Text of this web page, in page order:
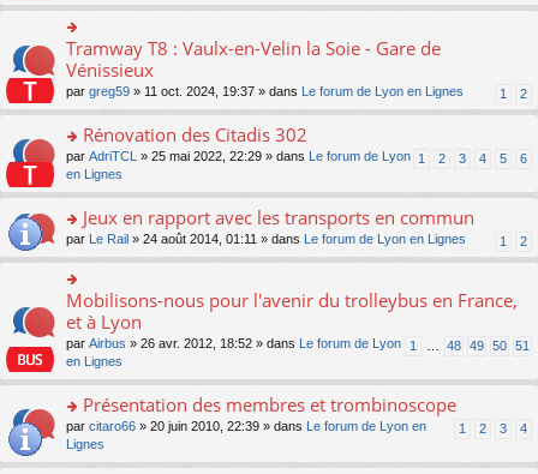
s
ult
er
le
m
e
s
s
g
o
n
lu
le
pl
u
s
ré
c
e
nt
o
n
ult
er
le
m
e
s
a
g
e
n
o
n
le
u
s
ré
c
e
Tramway T8 : Vaulx-en-Velin la Soie - Gare de
Vénissieux
1 2
par greg59 » 11 oct. 2024, 19:37 » dans Le forum de Lyon en Lignes
o
n
s
er
le
m
e
s
s
g
o
n
lu
le
Rénovation des Citadis 302
1 2 3 4 5 6
par AdriTCL » 25 mai 2022, 22:29 » dans
Le forum de Lyon
en Lignes
o
n
s
ult
er
le
m
e
s
s
g
Jeux en rapport avec les transports en commun
1 2
par Le Rail » 24 août 2014, 01:11 » dans Le forum de Lyon en Lignes
o
n
ult
le
m
e
s
s
Mobilisons-nous pour l'avenir du trolleybus en France,
et à Lyon
1 48 49 50 51
par Airbus » 26 avr. 2012, 18:52 » dans
Le forum de Lyon
en Lignes
o
s
Présentation des membres et trombinoscope
1 2 3 4
par citaro66 » 20 juin 2010, 22:39 » dans
Le forum de Lyon en
Lignes